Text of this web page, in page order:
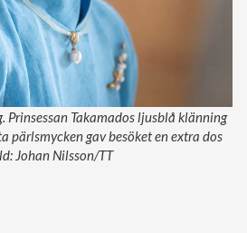
Prinsessan Takamados ljusblå klänning
pärlsmycken gav besöket en extra dos
Johan Nilsson/TT